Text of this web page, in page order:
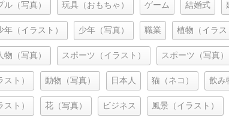
ル（写真） 玩具（おもちゃ） ゲーム 結婚式
年（イラスト） 少年（写真） 職業 植物（イラス
物（写真） スポーツ（イラスト） スポーツ（写真）
ト） 動物（写真） 日本人 猫（ネコ） 飲み
ト） 花（写真） ビジネス 風景（イラスト）